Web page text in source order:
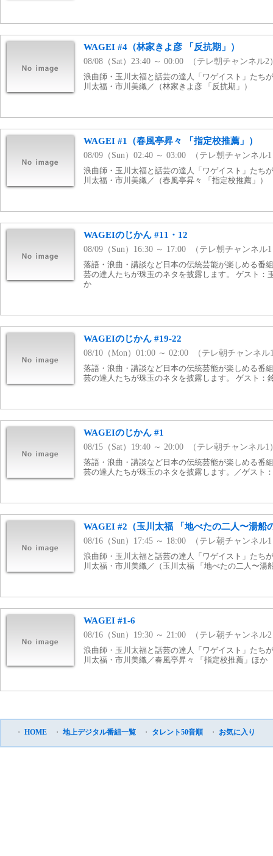
WAGEI #4（林家きよ彦 「反抗期」）
08/08（Sat）23:40 ～ 00:00 （テレ朝チャンネル2
浪曲師・玉川太福と話芸の達人「ワゲイスト」たち
川太福・市川美織／（林家きよ彦 「反抗期」）
WAGEI #1（春風亭昇々 「指定校推薦」）
08/09（Sun）02:40 ～ 03:00 （テレ朝チャンネル
浪曲師・玉川太福と話芸の達人「ワゲイスト」たち
川太福・市川美織／（春風亭昇々 「指定校推薦」）
WAGEIのじかん #11・12
08/09（Sun）16:30 ～ 17:00 （テレ朝チャンネル
落語・浪曲・講談など日本の伝統芸能が楽しめる番
芸の達人たちが珠玉のネタを披露します。 ゲスト：
か
WAGEIのじかん #19-22
08/10（Mon）01:00 ～ 02:00 （テレ朝チャンネル
落語・浪曲・講談など日本の伝統芸能が楽しめる番
芸の達人たちが珠玉のネタを披露します。 ゲスト：
WAGEIのじかん #1
08/15（Sat）19:40 ～ 20:00 （テレ朝チャンネル1
落語・浪曲・講談など日本の伝統芸能が楽しめる番
芸の達人たちが珠玉のネタを披露します。／ゲスト
WAGEI #2（玉川太福 「地べたの二人〜湯船
08/16（Sun）17:45 ～ 18:00 （テレ朝チャンネル
浪曲師・玉川太福と話芸の達人「ワゲイスト」たち
川太福・市川美織／（玉川太福 「地べたの二人〜湯
WAGEI #1-6
08/16（Sun）19:30 ～ 21:00 （テレ朝チャンネル
浪曲師・玉川太福と話芸の達人「ワゲイスト」たち
川太福・市川美織／春風亭昇々 「指定校推薦」ほか
・ HOME ・ 地上デジタル番組一覧 ・ タレント50音順 ・ お気に入り